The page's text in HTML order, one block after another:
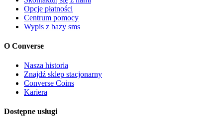
Opcje płatności
Centrum pomocy
Wypis z bazy sms
O Converse
Nasza historia
Znajdź sklep stacjonarny
Converse Coins
Kariera
Dostępne usługi